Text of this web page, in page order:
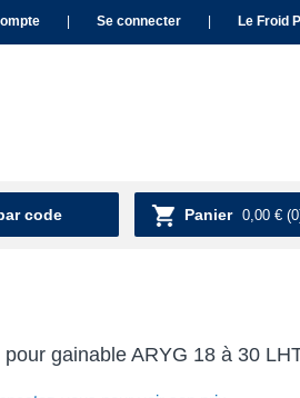
Se connecter Le Froid
code Panier 0,00 €
gainable ARYG 18 à 30